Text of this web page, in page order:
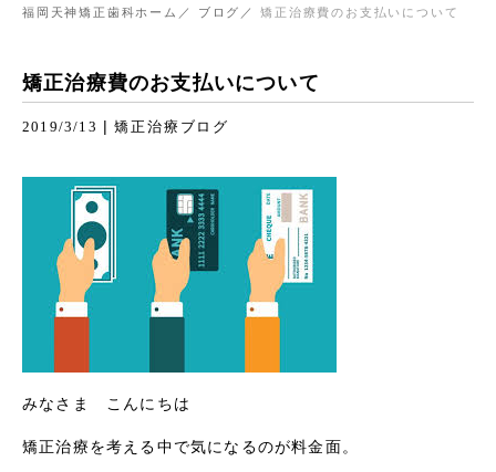
福岡天神矯正歯科ホーム ブログ 矯正治療費のお支払いについて
矯正治療費のお支払いについて
2019/3/13 |矯正治療ブログ
みなさま こんにちは
矯正治療を考える中で気になるのが料金面。